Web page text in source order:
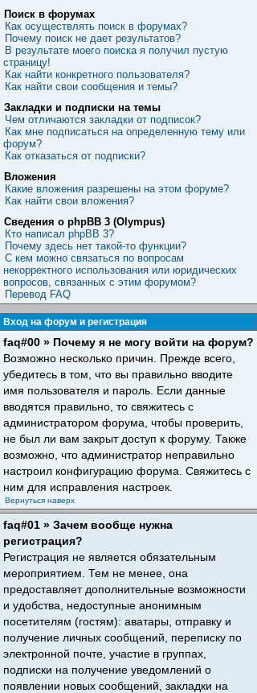
Поиск в форумах
Как осуществлять поиск в форумах?
Почему поиск не дает результатов?
В результате моего поиска я получил пустую
страницу!
Как найти конкретного пользователя?
Как найти свои сообщения и темы?
Закладки и подписки на темы
Чем отличаются закладки от подписок?
Как мне подписаться на определенную тему или
форум?
Как отказаться от подписки?
Вложения
Какие вложения разрешены на этом форуме?
Как найти свои вложения?
Сведения о phpBB 3 (Olympus)
Кто написал phpBB 3?
Почему здесь нет такой-то функции?
С кем можно связаться по вопросам
некорректного использования или юридических
вопросов, связанных с этим форумом?
Перевод FAQ
Вход на форум и регистрация
faq#00 » Почему я не могу войти на форум?
Возможно несколько причин. Прежде всего,
убедитесь в том, что вы правильно вводите
имя пользователя и пароль. Если данные
вводятся правильно, то свяжитесь с
администратором форума, чтобы проверить,
не был ли вам закрыт доступ к форуму. Также
возможно, что администратор неправильно
настроил конфигурацию форума. Свяжитесь с
ним для исправления настроек.
Вернуться наверх
faq#01 » Зачем вообще нужна
регистрация?
Регистрация не является обязательным
мероприятием. Тем не менее, она
предоставляет дополнительные возможности
и удобства, недоступные анонимным
посетителям (гостям): аватары, отправку и
получение личных сообщений, переписку по
электронной почте, участие в группах,
подписки на получение уведомлений о
появлении новых сообщений, закладки на